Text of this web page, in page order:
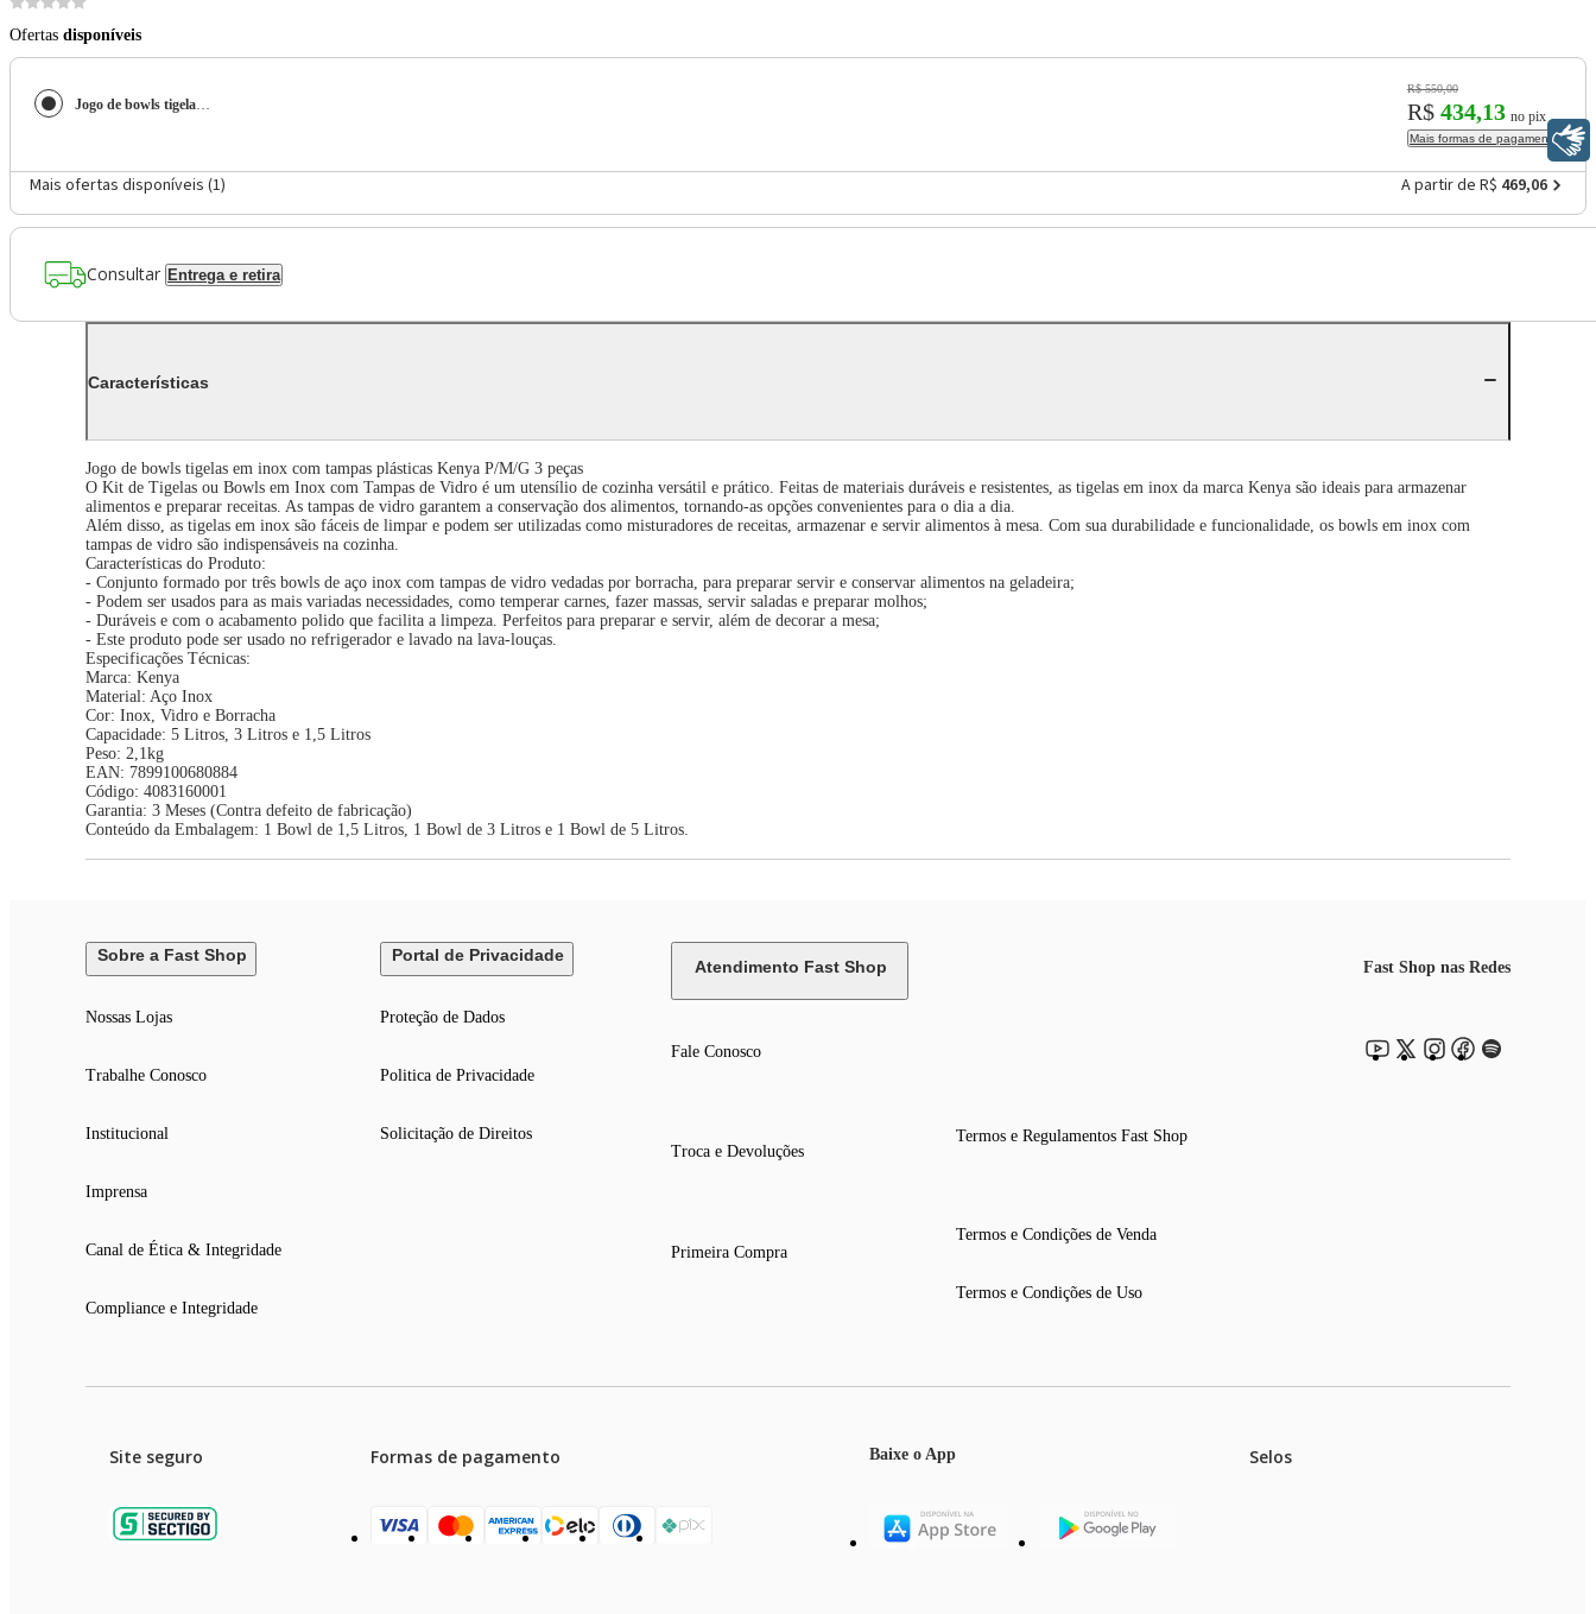
Ofertas disponíveis
Jogo de bowls tigelas em inox com tampas plásticas Kenya P/M/G 3 peças
R$ 550,00
R$ 434,13 no pix
Mais formas de pagamento
Mais ofertas disponíveis (1) A partir de R$ 469,06
Consultar Entrega e retira
Características
Jogo de bowls tigelas em inox com tampas plásticas Kenya P/M/G 3 peças
O Kit de Tigelas ou Bowls em Inox com Tampas de Vidro é um utensílio de cozinha versátil e prático. Feitas de materiais duráveis e resistentes, as tigelas em inox da marca Kenya são ideais para armazenar
alimentos e preparar receitas. As tampas de vidro garantem a conservação dos alimentos, tornando-as opções convenientes para o dia a dia.
Além disso, as tigelas em inox são fáceis de limpar e podem ser utilizadas como misturadores de receitas, armazenar e servir alimentos à mesa. Com sua durabilidade e funcionalidade, os bowls em inox com
tampas de vidro são indispensáveis na cozinha.
Características do Produto:
- Conjunto formado por três bowls de aço inox com tampas de vidro vedadas por borracha, para preparar servir e conservar alimentos na geladeira;
- Podem ser usados para as mais variadas necessidades, como temperar carnes, fazer massas, servir saladas e preparar molhos;
- Duráveis e com o acabamento polido que facilita a limpeza. Perfeitos para preparar e servir, além de decorar a mesa;
- Este produto pode ser usado no refrigerador e lavado na lava-louças.
Especificações Técnicas:
Marca: Kenya
Material: Aço Inox
Cor: Inox, Vidro e Borracha
Capacidade: 5 Litros, 3 Litros e 1,5 Litros
Peso: 2,1kg
EAN: 7899100680884
Código: 4083160001
Garantia: 3 Meses (Contra defeito de fabricação)
Conteúdo da Embalagem: 1 Bowl de 1,5 Litros, 1 Bowl de 3 Litros e 1 Bowl de 5 Litros.
Sobre a Fast Shop
Nossas Lojas
Trabalhe Conosco
Institucional
Imprensa
Canal de Ética & Integridade
Compliance e Integridade
Portal de Privacidade
Proteção de Dados
Politica de Privacidade
Solicitação de Direitos
Atendimento Fast Shop
Fale Conosco
Troca e Devoluções
Primeira Compra
Termos e Regulamentos Fast Shop
Termos e Condições de Venda
Termos e Condições de Uso
Fast Shop nas Redes
Site seguro Formas de pagamento Baixe o App Selos
Libras